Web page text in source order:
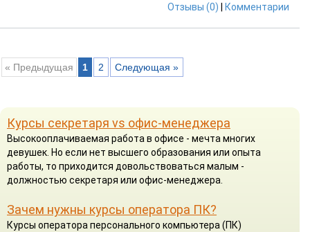
Отзывы (0) Комментарии
« Предыдущая 1 2 Следующая »
Курсы секретаря vs офис-менеджера
Высокооплачиваемая работа в офисе - мечта многих
девушек. Но если нет высшего образования или опыта
работы, то приходится довольствоваться малым -
должностью секретаря или офис-менеджера.
Зачем нужны курсы оператора ПК?
Курсы оператора персонального компьютера (ПК)